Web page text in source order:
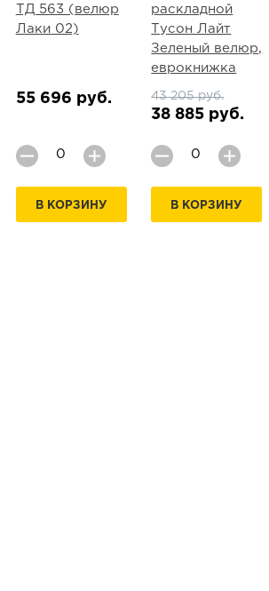
ТД 563 (велюр
Лаки 02)
55 696 руб.
В КОРЗИНУ
раскладной
Тусон Лайт
Зеленый велюр,
еврокнижка
43 205 руб.
38 885 руб.
В КОРЗИНУ